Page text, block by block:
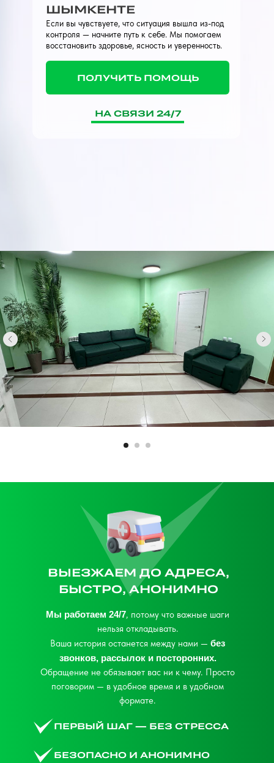
ШЫМКЕНТЕ
Если вы чувствуете, что ситуация вышла из-под
контроля — начните путь к себе. Мы помогаем
восстановить здоровье, ясность и уверенность.
ПОЛУЧИТЬ ПОМОЩЬ
НА СВЯЗИ 24/7
ВЫЕЗЖАЕМ ДО АДРЕСА,
БЫСТРО, АНОНИМНО
Мы работаем 24/7, потому что важные шаги
нельзя откладывать.
Ваша история останется между нами — без
звонков, рассылок и посторонних.
Обращение не обязывает вас ни к чему. Просто
поговорим — в удобное время и в удобном
формате.
ПЕРВЫЙ ШАГ — БЕЗ СТРЕССА
БЕЗОПАСНО И АНОНИМНО